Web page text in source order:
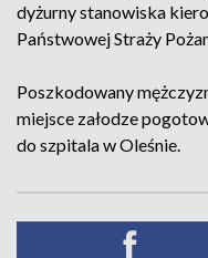
dyżurny stanowiska
Państwowej Straży
Poszkodowany
miejsce załodze
do szpitala w Oleśnie.